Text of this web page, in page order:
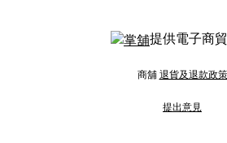
提供電子商
商舖 退貨及退款政策
提出意見